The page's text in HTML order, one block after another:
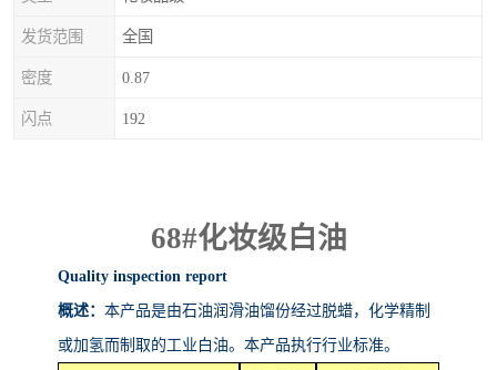
发货范围 全国
密度 0.87
闪点 192
68#化妆级白油
Quality inspection report
概述： 本产品是由石油润滑油馏份经过脱蜡，化学精制
或加氢而制取的工业白油。本产品执行行业标准。